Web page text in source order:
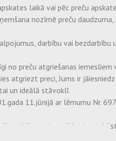
laikā vai pēc preču
nozīmē preču
darbību vai
no preču atgriešanas
atgriezt preci, Jums ir
un ideālā stāvoklī.
11.jūnijā ar lēmumu Nr.
Mūsu vainas dēļ vai